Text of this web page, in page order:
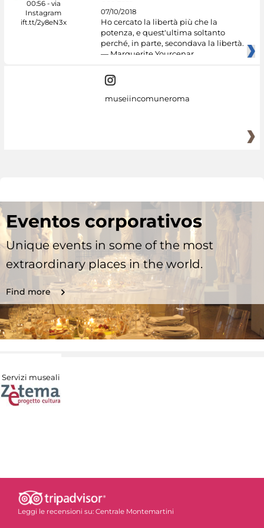
07/10/2018
Ho cercato la libertà più che la
potenza, e quest'ultima soltanto
perché, in parte, secondava la libertà.
— Marguerite Yourcenar
museiincomuneroma
Eventos corporativos
Unique events in some of the most
extraordinary places in the world.
Find more
Servizi museali
Leggi le recensioni su: Centrale Montemartini